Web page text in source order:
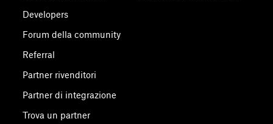
Developers
Forum della community
Referral
Partner rivenditori
Partner di integrazione
Trova un partner